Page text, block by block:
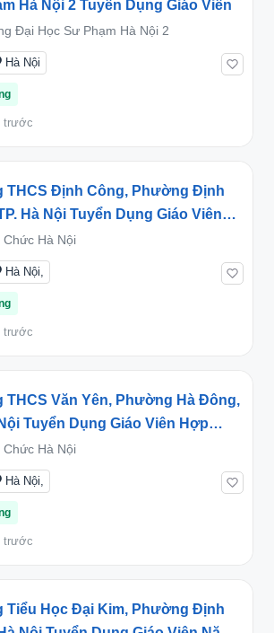
Hà Nội 2 Tuyển Dụng Giáo Viên
Đại Học Sư Phạm Hà Nội 2
Hà Nội
trước
THCS Định Công, Phường Định
Hà Nội Tuyển Dụng Giáo Viên
Năm Học 2024-2025
Chức Hà Nội
Hà Nội,
trước
THCS Văn Yên, Phường Hà Đông,
Tuyển Dụng Giáo Viên Hợp
Học 2025-2026
Chức Hà Nội
Hà Nội,
trước
Tiểu Học Đại Kim, Phường Định